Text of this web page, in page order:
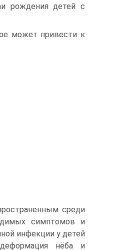
рождения детей с
может привести к
среди
симптомов и
инфекции у детей
деформация нёба и